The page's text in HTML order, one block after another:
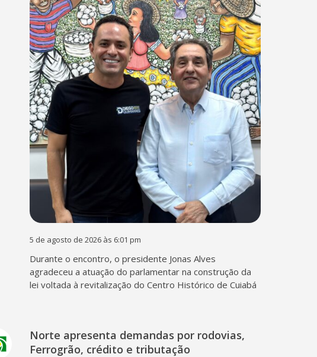
5 de agosto de 2026 às 6:01 pm
Durante o encontro, o presidente Jonas Alves
agradeceu a atuação do parlamentar na construção da
lei voltada à revitalização do Centro Histórico de Cuiabá
Norte apresenta demandas por rodovias,
Ferrogrão, crédito e tributação